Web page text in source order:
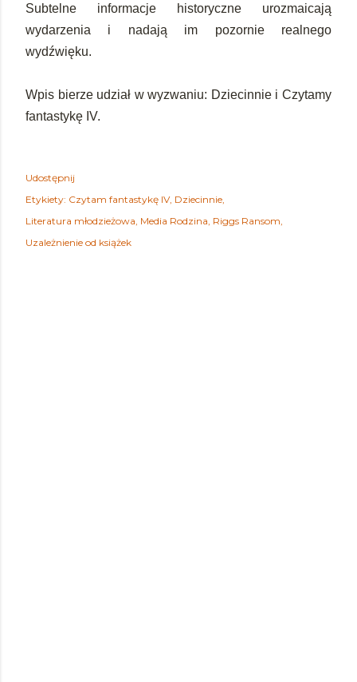
Subtelne informacje historyczne urozmaicają
wydarzenia i nadają im pozornie realnego
wydźwięku.
Wpis bierze udział w wyzwaniu: Dziecinnie i Czytamy
fantastykę IV.
Udostępnij
Etykiety: Czytam fantastykę IV Dziecinnie
Literatura młodzieżowa Media Rodzina Riggs Ransom
Uzależnienie od książek